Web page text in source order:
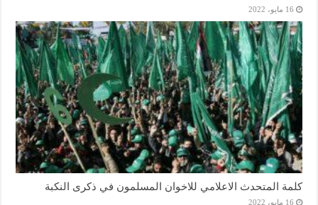
16 مايو، 2022
كلمة المتحدث الاعلامي للاخوان المسلمون في ذكرى النكبة
16 مايو، 2022